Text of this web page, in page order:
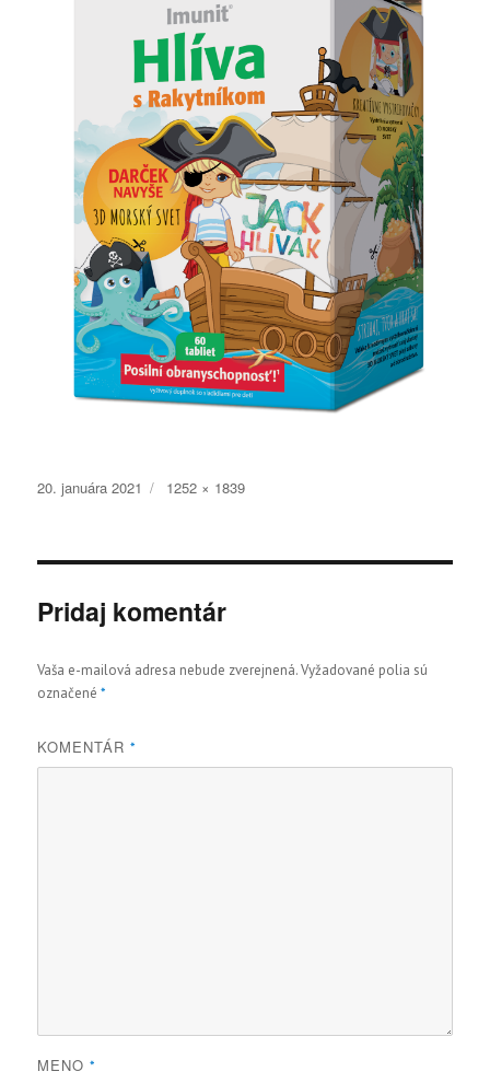
Publikované
20. januára 2021
Plná
1252 × 1839
Pridaj komentár
Vaša e-mailová adresa nebude zverejnená. Vyžadované polia sú
označené*
KOMENTÁR*
MENO*